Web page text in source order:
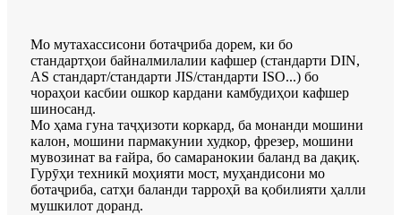
Мо мутахассисони ботаҷриба дорем, ки бо
стандартҳои байналмилалии кафшер (стандарти DIN,
AS стандарт/стандарти JIS/стандарти ISO...) бо
чораҳои касбии ошкор кардани камбудиҳои кафшер
шиносанд.
Мо ҳама гуна таҷҳизоти коркард, ба монанди мошини
калон, мошини пармакунии худкор, фрезер, мошини
мувозинат ва ғайра, бо самаранокии баланд ва дақиқ.
Гурӯҳи техникӣ моҳияти мост, муҳандисони мо
ботаҷриба, сатҳи баланди тарроҳӣ ва қобилияти ҳалли
мушкилот доранд.